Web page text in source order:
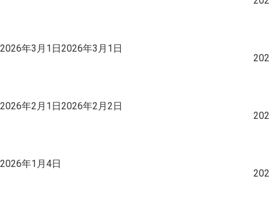
投
2026年3月1日2026年3月1日
投
2026年2月1日2026年2月2日
投
2026年1月4日